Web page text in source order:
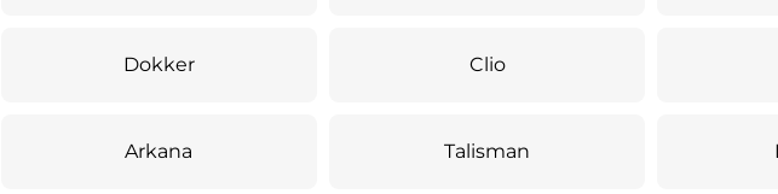
Dokker Clio
Arkana Talisman